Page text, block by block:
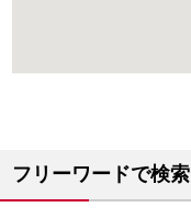
フリーワードで検索